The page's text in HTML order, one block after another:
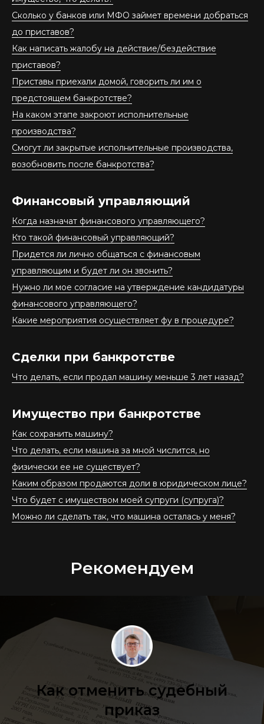
Сколько у банков или МФО займет времени добраться
до приставов?
Как написать жалобу на действие/бездействие
приставов?
Приставы приехали домой, говорить ли им о
предстоящем банкротстве?
На каком этапе закроют исполнительные
производства?
Смогут ли закрытые исполнительные производства,
возобновить после банкротства?
Финансовый управляющий
Когда назначат финансового управляющего?
Кто такой финансовый управляющий?
Придется ли лично общаться с финансовым
управляющим и будет ли он звонить?
Нужно ли мое согласие на утверждение кандидатуры
финансового управляющего?
Какие мероприятия осуществляет фу в процедуре?
Сделки при банкротстве
Что делать, если продал машину меньше 3 лет назад?
Имущество при банкротстве
Как сохранить машину?
Что делать, если машина за мной числится, но
физически ее не существует?
Каким образом продаются доли в юридическом лице?
Что будет с имуществом моей супруги (супруга)?
Можно ли сделать так, что машина осталась у меня?
Рекомендуем
Как отменить судебный
приказ